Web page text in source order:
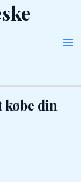
købe din